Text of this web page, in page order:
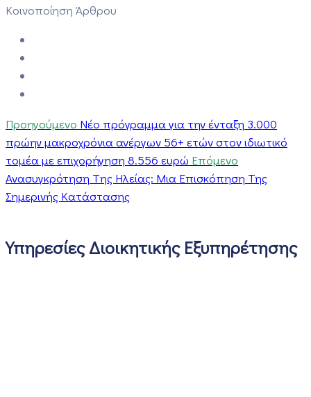
Κοινοποίηση Άρθρου
Προηγούμενο Νέο πρόγραμμα για την ένταξη 3.000
πρώην μακροχρόνια ανέργων 56+ ετών στον ιδιωτικό
τομέα με επιχορήγηση 8.556 ευρώ Επόμενο
Ανασυγκρότηση Tης Ηλείας: Μια Επισκόπηση Της
Σημερινής Κατάστασης
Υπηρεσίες Διοικητικής Εξυπηρέτησης